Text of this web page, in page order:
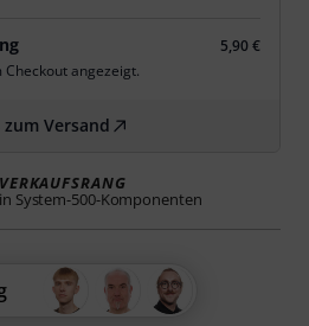
5,90 €
angezeigt.
Versand
VERKAUFSRANG
in System-500-Komponenten